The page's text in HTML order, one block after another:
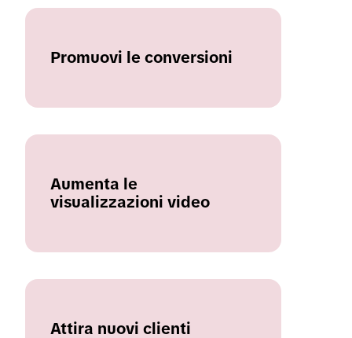
Promuovi le conversioni
Aumenta le
visualizzazioni video
Attira nuovi clienti